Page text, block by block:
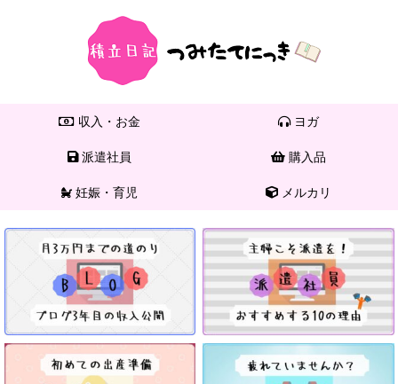
収入・お金 ヨガ
派遣社員 購入品
妊娠・育児 メルカリ